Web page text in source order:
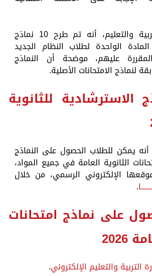
وأكدت وزارة التربية والتعليم، أنه تم طرح 10 نماذج
الواحدة لطلاب النظام الجديد
عليهم، موضحة أن النماذج
لنماذج الامتحانات الأصلية.
الاسترشادية للثانوية
أنه يمكن للطلاب الحصول على النماذج
الثانوية العامة في جميع المواد،
الإلكتروني الرسمي، من خلال
.
على نماذج امتحانات
التربية والتعليم الإلكتروني.